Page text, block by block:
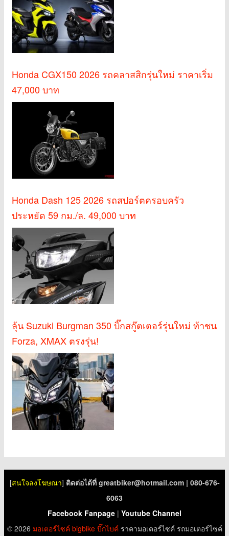
Honda CGX150 2026 รถคลาสสิกรุ่นใหม่ ราคาเริ่ม
47,000 บาท
Honda Dash 125 2026 รถสปอร์ตครอบครัว
ประหยัด 59 กม./ล. 49,000 บาท
ลุ้น Suzuki Burgman 350 บิ๊กสกู๊ตเตอร์รุ่นใหม่ ท้าชน
Forza, XMAX ตรงรุ่น!
[สนใจลงโฆษณา] ติดต่อได้ที่ greatbiker@hotmail.com| 080-676-
6063
Facebook Fanpage | Youtube Channel
© 2026 มอเตอร์ไซค์ bigbike บิ๊กไบค์ราคามอเตอร์ไซค์ รถมอเตอร์ไซค์